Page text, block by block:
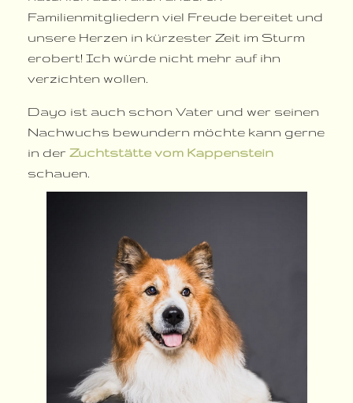
Familienmitgliedern viel Freude bereitet und
unsere Herzen in kürzester Zeit im Sturm
erobert! Ich würde nicht mehr auf ihn
verzichten wollen.
Dayo ist auch schon Vater und wer seinen
Nachwuchs bewundern möchte kann gerne
in der Zuchtstätte vom Kappenstein
schauen.